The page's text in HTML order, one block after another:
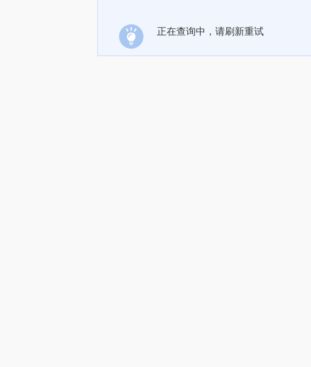
正在查询中，请刷新重试